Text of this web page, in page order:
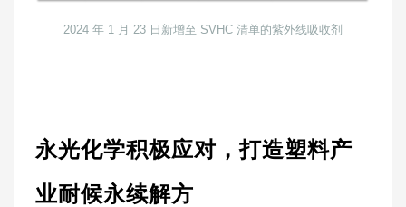
2024 年 1 月 23 日新增至 SVHC 清单的紫外线吸收剂
永光化学积极应对，打造塑料产
业耐候永续解方